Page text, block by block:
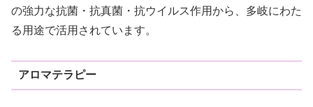
の強力な抗菌・抗真菌・抗ウイルス作用から、多岐にわた
る用途で活用されています。
アロマテラピー